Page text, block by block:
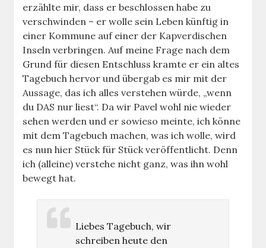
erzählte mir, dass er beschlossen habe zu
verschwinden – er wolle sein Leben künftig in
einer Kommune auf einer der Kapverdischen
Inseln verbringen. Auf meine Frage nach dem
Grund für diesen Entschluss kramte er ein altes
Tagebuch hervor und übergab es mir mit der
Aussage, das ich alles verstehen würde, „wenn
du DAS nur liest“. Da wir Pavel wohl nie wieder
sehen werden und er sowieso meinte, ich könne
mit dem Tagebuch machen, was ich wolle, wird
es nun hier Stück für Stück veröffentlicht. Denn
ich (alleine) verstehe nicht ganz, was ihn wohl
bewegt hat.
Liebes Tagebuch, wir
schreiben heute den